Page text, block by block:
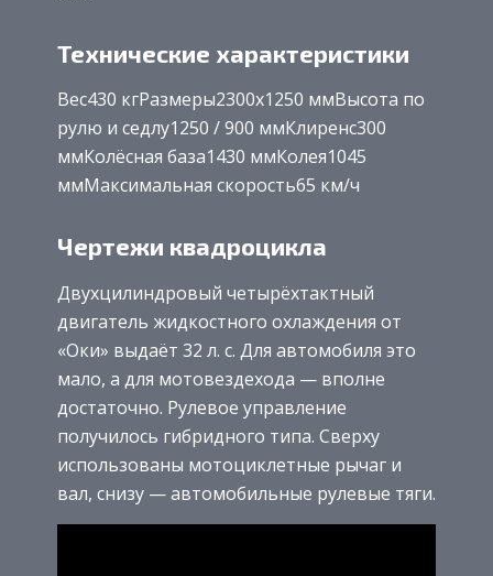
Технические характеристики
Вес430 кгРазмеры2300х1250 ммВысота по
рулю и седлу1250 / 900 ммКлиренс300
ммКолёсная база1430 ммКолея1045
ммМаксимальная скорость65 км/ч
Чертежи квадроцикла
Двухцилиндровый четырёхтактный
двигатель жидкостного охлаждения от
«Оки» выдаёт 32 л. с. Для автомобиля это
мало, а для мотовездехода — вполне
достаточно. Рулевое управление
получилось гибридного типа. Сверху
использованы мотоциклетные рычаг и
вал, снизу — автомобильные рулевые тяги.